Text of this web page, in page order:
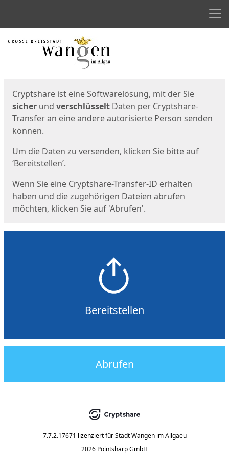
Start
Cryptshare ist eine Softwarelösung, mit der Sie
sicher und verschlüsselt Daten per Cryptshare-
Transfer an eine andere autorisierte Person senden
können.
Um die Daten zu versenden, klicken Sie bitte auf
‘Bereitstellen’.
Wenn Sie eine Cryptshare-Transfer-ID erhalten
haben und die zugehörigen Dateien abrufen
möchten, klicken Sie auf 'Abrufen'.
Bereitstellen
Abrufen
7.7.2.17671 lizenziert für Stadt Wangen im Allgaeu
2026 Pointsharp GmbH